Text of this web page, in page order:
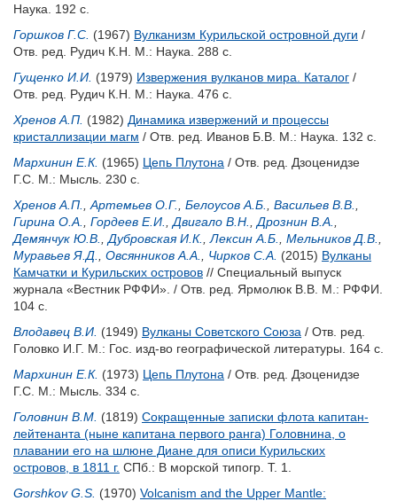
Наука. 192 с.
Горшков Г.С. (1967) Вулканизм Курильской островной дуги /
Отв. ред. Рудич К.Н.
М.: Наука. 288 с.
Гущенко И.И. (1979) Извержения вулканов мира. Каталог /
Отв. ред. Рудич К.Н.
М.: Наука. 476 с.
Хренов А.П. (1982) Динамика извержений и процессы
кристаллизации магм / Отв. ред. Иванов Б.В. М.: Наука. 132 с.
Мархинин Е.К. (1965) Цепь Плутона / Отв. ред. Дзоценидзе
Г.С. М.: Мысль. 230 с.
Хренов А.П.
Артемьев О.Г. Белоусов А.Б. Васильев В.В.
Гирина О.А.
Гордеев Е.И. Двигало В.Н. Дрознин В.А.
Демянчук Ю.В.
Дубровская И.К. Лексин А.Б. Мельников Д.В.
Муравьев Я.Д.
Овсянников А.А. Чирков С.А. (2015) Вулканы
Камчатки и Курильских островов // Специальный выпуск
журнала «Вестник РФФИ». / Отв. ред. Ярмолюк В.В. М.: РФФИ.
104 с.
Влодавец В.И. (1949) Вулканы Советского Союза / Отв. ред.
Головко И.Г. М.: Гос. изд-во географической литературы. 164 с.
Мархинин Е.К. (1973) Цепь Плутона / Отв. ред. Дзоценидзе
Г.С. М.: Мысль. 334 с.
Головнин В.М. (1819) Сокращенные записки флота капитан-
лейтенанта (ныне капитана первого ранга) Головнина, о
плавании его на шлюне Диане для описи Курильских
островов, в 1811 г. СПб.: В морской типогр. Т. 1.
Gorshkov G.S. (1970) Volcanism and the Upper Mantle: